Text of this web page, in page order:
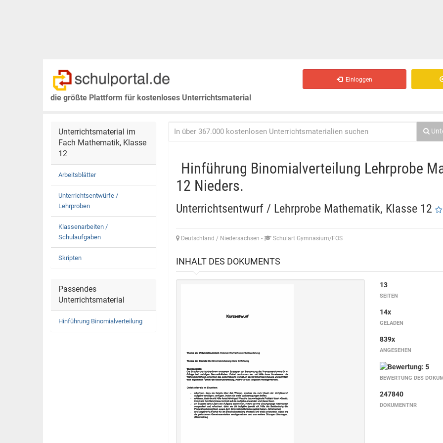
die größte Plattform für kostenloses Unterrichtsmaterial
Einloggen
Unterrichtsmaterial im
Fach Mathematik, Klasse
12
Arbeitsblätter
Unterrichtsentwürfe /
Lehrproben
Klassenarbeiten /
Schulaufgaben
Skripten
Passendes
Unterrichtsmaterial
Hinführung Binomialverteilung
Hinführung Binomialverteilung Lehrprobe
12 Nieders.
Unterrichtsentwurf / Lehrprobe Mathematik, Klasse 12
Deutschland / Niedersachsen - Schulart Gymnasium/FOS
INHALT DES DOKUMENTS
13
SEITEN
14x
GELADEN
839x
ANGESEHEN
BEWERTUNG DES
247840
DOKUMENTNR